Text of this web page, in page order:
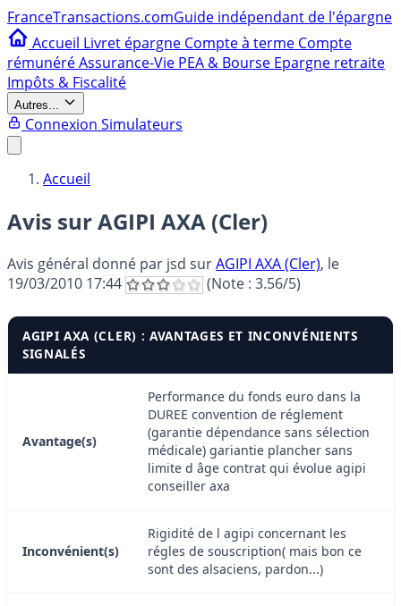
FranceTransactions.comGuide indépendant de l'épargne
Accueil Livret épargne Compte à terme Compte
rémunéréAssurance-Vie PEA & Bourse Epargne retraite
Impôts & Fiscalité
Autres...
Connexion Simulateurs
Accueil
Avis sur AGIPI AXA (Cler)
Avis général donné par jsd surAGIPI AXA (Cler), le
19/03/2010 17:44
(Note : 3.56/5)
AGIPI AXA (CLER) : AVANTAGES ET INCONVÉNIENTS
SIGNALÉS
Avantage(s)
Performance du fonds euro dans la
DUREE convention de réglement
(garantie dépendance sans sélection
médicale) gariantie plancher sans
limite d âge contrat qui évolue agipi
conseiller axa
Inconvénient(s)
Rigidité de l agipi concernant les
régles de souscription( mais bon ce
sont des alsaciens, pardon...)